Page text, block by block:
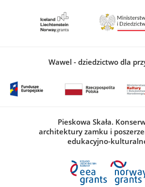
Wawel - dziedzictwo dla
Pieskowa Skała.
architektury zamku i
edukacyjno-